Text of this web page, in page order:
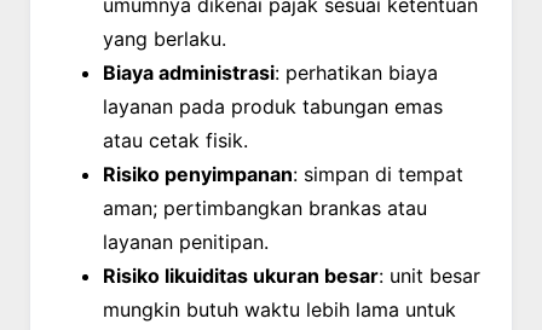
umumnya dikenai pajak sesuai ketentuan
yang berlaku.
Biaya administrasi: perhatikan biaya
layanan pada produk tabungan emas
atau cetak fisik.
Risiko penyimpanan: simpan di tempat
aman; pertimbangkan brankas atau
layanan penitipan.
Risiko likuiditas ukuran besar: unit besar
mungkin butuh waktu lebih lama untuk